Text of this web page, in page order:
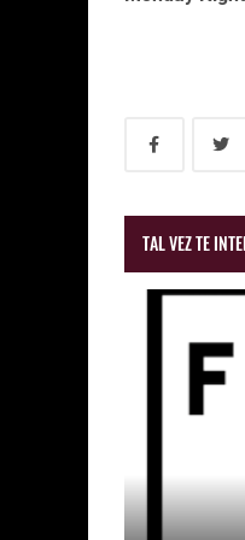
TAL VEZ TE